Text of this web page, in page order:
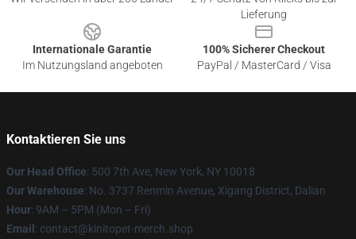
Lieferung
Internationale Garantie
Im Nutzungsland angeboten
100% Sicherer Checkout
PayPal / MasterCard / Visa
Kontaktieren Sie uns
Our Head Office: 500 7th Ave, New York, NY 10018
Our Warehouse: No. 3737 Renmin Avenue, Xigang District, Dalian
Hour: 9AM – 5PM (Mon – Fri)
Email : contact@kinitopet-merch.shop